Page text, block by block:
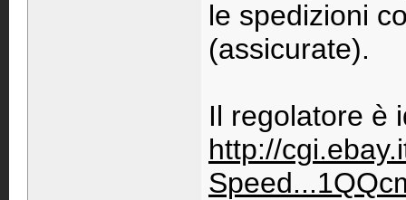
le spedizioni
(assicurate).
Il regolatore è
http://